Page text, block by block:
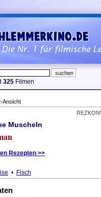
325 Filmen
Ansicht
Muscheln
Rezepten >>
• Fisch